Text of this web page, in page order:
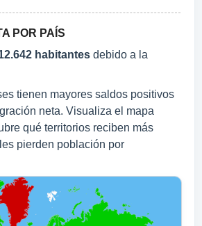
POR PAÍS
habitantes debido a la
tienen mayores saldos positivos
neta. Visualiza el mapa
qué territorios reciben más
pierden población por